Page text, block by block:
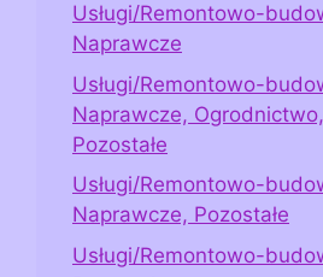
Usługi/Remontowo-
Naprawcze
Usługi/Remontowo-
Naprawcze,
Pozostałe
Usługi/Remontowo-
Naprawcze, Pozostałe
Usługi/Remontowo-